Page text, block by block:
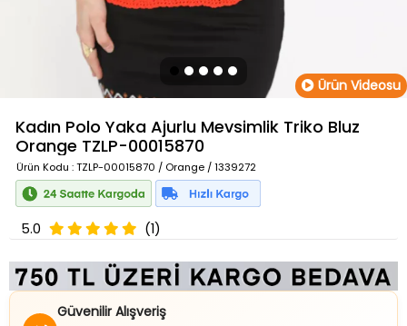
Ürün Videosu
Kadın Polo Yaka Ajurlu Mevsimlik Triko Bluz
Orange TZLP-00015870
Ürün Kodu : TZLP-00015870 / Orange / 1339272
5.0 (1)
Güvenilir Alışveriş
Ürününüzü teslim aldıktan sonra
kolayca iade edebilirsiniz.